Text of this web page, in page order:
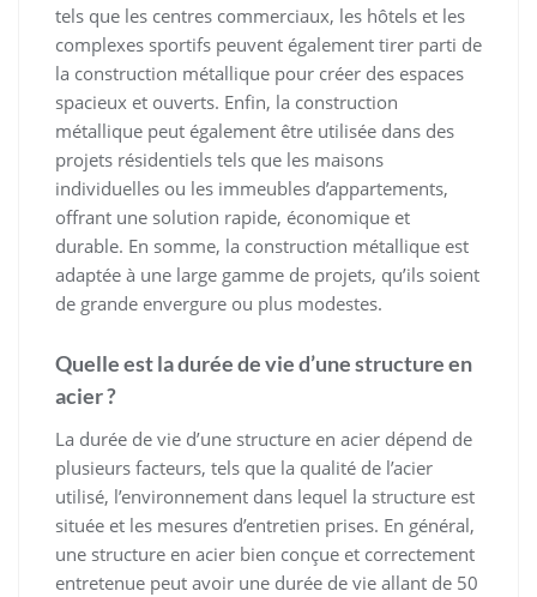
tels que les centres commerciaux, les hôtels et les
complexes sportifs peuvent également tirer parti de
la construction métallique pour créer des espaces
spacieux et ouverts. Enfin, la construction
métallique peut également être utilisée dans des
projets résidentiels tels que les maisons
individuelles ou les immeubles d’appartements,
offrant une solution rapide, économique et
durable. En somme, la construction métallique est
adaptée à une large gamme de projets, qu’ils soient
de grande envergure ou plus modestes.
Quelle est la durée de vie d’une structure en
acier ?
La durée de vie d’une structure en acier dépend de
plusieurs facteurs, tels que la qualité de l’acier
utilisé, l’environnement dans lequel la structure est
située et les mesures d’entretien prises. En général,
une structure en acier bien conçue et correctement
entretenue peut avoir une durée de vie allant de 50